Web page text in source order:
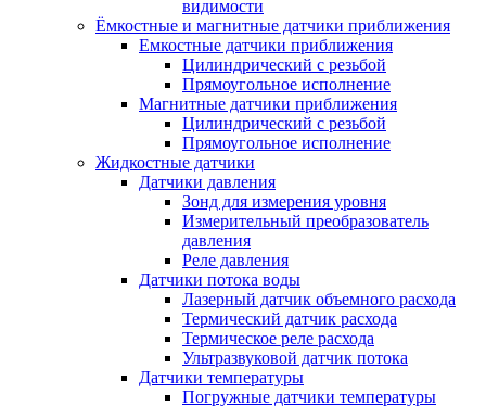
видимости
Ёмкостные и магнитные датчики приближения
Емкостные датчики приближения
Цилиндрический с резьбой
Прямоугольное исполнение
Магнитные датчики приближения
Цилиндрический с резьбой
Прямоугольное исполнение
Жидкостные датчики
Датчики давления
Зонд для измерения уровня
Измерительный преобразователь
давления
Реле давления
Датчики потока воды
Лазерный датчик объемного расхода
Термический датчик расхода
Термическое реле расхода
Ультразвуковой датчик потока
Датчики температуры
Погружные датчики температуры